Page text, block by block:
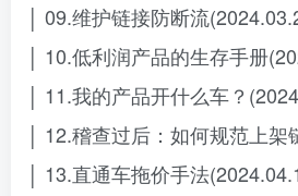
│ 09.维护链接防断流
│ 10.低利润产品的生存手册
│ 11.我的产品开什么车？
│ 12.稽查过后：如何规范上架
│ 13.直通车拖价手法